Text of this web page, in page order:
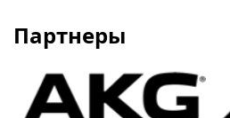
Партнеры